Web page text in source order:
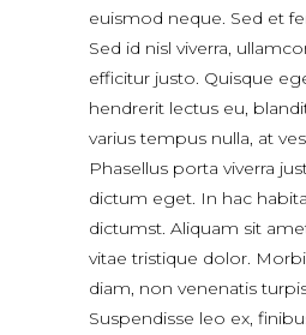
euismod neque. Sed et
Sed id nisl viverra,
efficitur justo. Quisque
hendrerit lectus eu,
varius tempus nulla, at
Phasellus porta viverra
dictum eget. In hac
dictumst. Aliquam sit
vitae tristique dolor.
diam, non venenatis
Suspendisse leo ex,